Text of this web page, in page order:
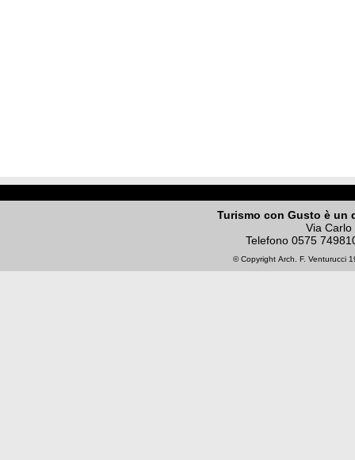
Turismo con Gusto è un
Via
Telefono 0575
© Copyright Arch. F. Venturucci